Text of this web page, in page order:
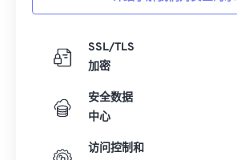
SSL/TLS
加密
安全数据
中心
访问控制和